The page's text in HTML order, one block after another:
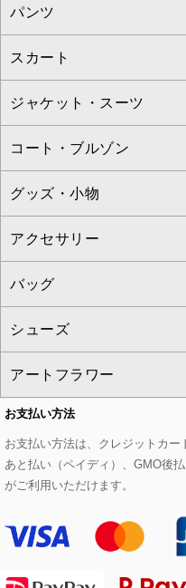
eur3
Maison de CINQ
MK MICHEL KLEIN
HIROKO KOSHINO
カットソー・Tシャツ
ブラウス・シャツ
ニット・セーター
カーディガン
アンサンブルセット
ベスト・ジレ
パーカー
タンクトップ・キャミ
スウェット・ジャージー
その他のトップス
すべてのワンピース・
ワンピース
ドレス
チュニック
ジャンパースカート
その他のワンピース・
パンツ
すべてのパンツ
フルレングスパンツ
クロップド・半端丈パ
ガウチョ・ワイドパンツ
ハーフ・ショート丈パ
サロペット・オールイ
その他のパンツ
スカート
すべてのスカート
ロング・マキシ丈スカ
ひざ丈スカート
ミモレ丈スカート
ショート・ミニ丈スカ
その他のスカート
ジャケット・スーツ
すべてのジャケット・
テーラードジャケット
ノーカラージャケット
セットアップ
セットアップジャケット
セットアップパンツ
セットアップスカート
セットアップワンピー
コート・ブルゾン
すべてのコート・ブル
トレンチコート
ピーコート
ダッフルコート
チェスターコート
モッズコート
ステンカラーコート
ライダースジャケット
グッズ・小物
すべてのグッズ・小物
マスク
ストール・マフラー・
ベルト・サスペンダー
帽子
ヘアアクセサリー
ハンカチ・バンダナ
アクセサリー
すべてのアクセサリー
ネックレス
ピアス・イヤリング
ブレスレット・バングル
ブローチ・コサージュ
バッグ
すべてのバッグ
トートバッグ
ショルダーバッグ
ボストンバッグ
バックパック・リュッ
シューズ
すべてのシューズ
パンプス
スニーカー
フラットシューズ
アートフラワー
すべてのアートフラワー
ローズ
カサブランカ・カラー
お支払い方法
お支払い方法は、クレジットカー
あと払い（ペイディ）、GMO後
がご利用いただけます。